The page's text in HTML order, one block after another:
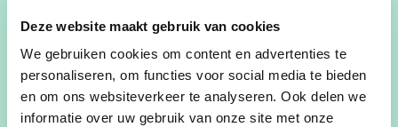
Deze website maakt gebruik van cookies
We gebruiken cookies om content en advertenties te
personaliseren, om functies voor social media te bieden
en om ons websiteverkeer te analyseren. Ook delen we
informatie over uw gebruik van onze site met onze
Een gemeenschapontwikkelen diehecht, warm
enleefbaaris, is naast eendroomook eendoel
geworden.